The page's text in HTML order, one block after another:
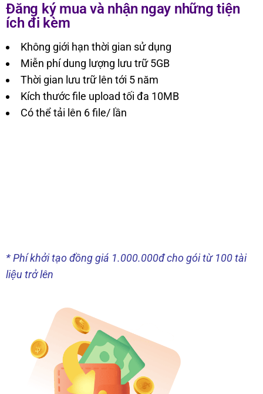
Đăng ký mua và nhận ngay những tiện
ích đi kèm
Không giới hạn thời gian sử dụng
Miễn phí dung l ượng l ưu trữ 5GB
Thời gian l ưu trữ l ên tới 5 năm
Kích thước file upload tối đa 10MB
Có thể tải lên 6 file/ lần
* Phí khởi tạo đồng giá 1.000.000đ cho gói từ 100 tài
liệu trở lên